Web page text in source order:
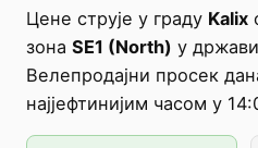
Цене струје у граду Kalix
зона SE1 (North) у
Велепродајни просек
најјефтинијим часом у